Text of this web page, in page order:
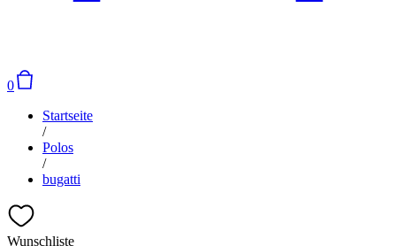
0
Startseite
/
Polos
/
bugatti
Wunschliste